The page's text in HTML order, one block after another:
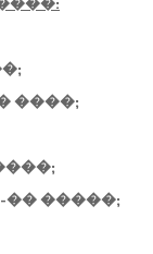
����;
�� �����;